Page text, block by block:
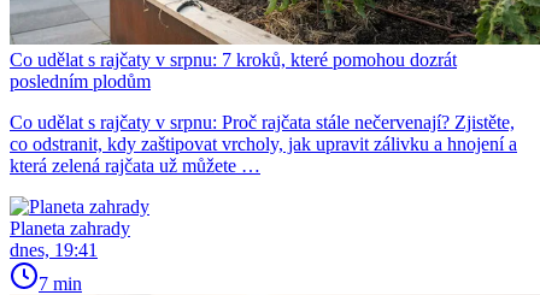
Co udělat s rajčaty v srpnu: 7 kroků, které pomohou dozrát
posledním plodům
Co udělat s rajčaty v srpnu: Proč rajčata stále nečervenají? Zjistěte,
co odstranit, kdy zaštipovat vrcholy, jak upravit zálivku a hnojení a
která zelená rajčata už můžete …
Planeta zahrady
dnes, 19:41
7 min